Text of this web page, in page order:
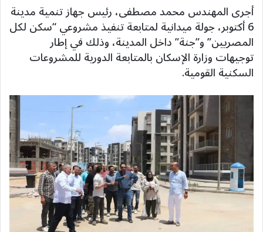
أجرى المهندس محمد مصطفى، رئيس جهاز تنمية مدينة
6 أكتوبر، جولة ميدانية لمتابعة تنفيذ مشروعي “سكن لكل
المصريين” و”جنة” داخل المدينة، وذلك في إطار
توجيهات وزارة الإسكان بالمتابعة الدورية للمشروعات
السكنية القومية.